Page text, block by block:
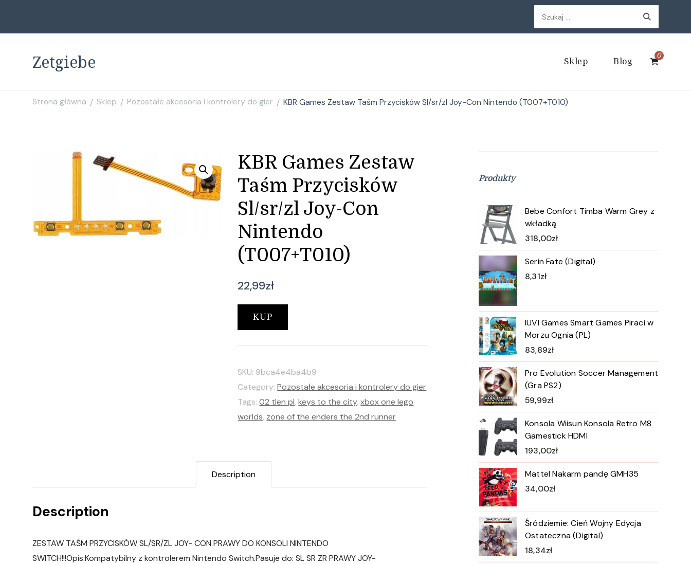
Szukaj:
Zetgiebe Sklep Blog
0
Strona główna / Sklep / Pozostałe akcesoria i kontrolery do gier / KBR Games Zestaw Taśm Przycisków Sl/sr/zl Joy-Con Nintendo (T007+T010)
KBR Games Zestaw
Taśm Przycisków
Sl/sr/zl Joy-Con
Nintendo
(T007+T010)
22,99zł
KUP
SKU: 9bca4e4ba4b9
Category:Pozostałe akcesoria i kontrolery do gier
Tags:02 tlen pl,keys to the city,xbox one lego
worlds, zone of the enders the 2nd runner
Description
Description
ZESTAW TAŚM PRZYCISKÓW SL/SR/ZL JOY- CON PRAWY DO KONSOLI NINTENDO
SWITCH!!!Opis:Kompatybilny z kontrolerem Nintendo Switch.Pasuje do: SL SR ZR PRAWY JOY-
Produkty
Bebe Confort Timba Warm Grey z
wkładką
318,00zł
Serin Fate (Digital)
8,31zł
IUVI Games Smart Games Piraci w
Morzu Ognia (PL)
83,89zł
Pro Evolution Soccer Management
(Gra PS2)
59,99zł
Konsola Wiisun Konsola Retro M8
Gamestick HDMI
193,00zł
Mattel Nakarm pandę GMH35
34,00zł
Śródziemie: Cień Wojny Edycja
Ostateczna (Digital)
18,34zł